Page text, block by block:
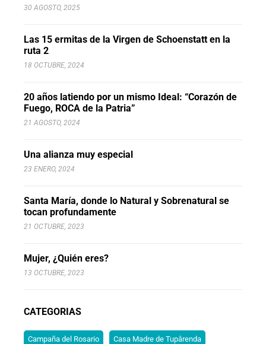
30 AGOSTO, 2025
Las 15 ermitas de la Virgen de Schoenstatt en la
ruta 2
18 OCTUBRE, 2024
20 años latiendo por un mismo Ideal: “Corazón de
Fuego, ROCA de la Patria”
21 AGOSTO, 2024
Una alianza muy especial
23 ENERO, 2024
Santa María, donde lo Natural y Sobrenatural se
tocan profundamente
21 OCTUBRE, 2023
Mujer, ¿Quién eres?
13 OCTUBRE, 2023
CATEGORIAS
Campaña del Rosario Casa Madre de Tupârenda